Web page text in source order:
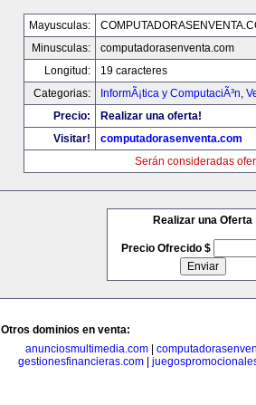
Mayusculas:
Minusculas:
computadorasenventa.com
Longitud:
19 caracteres
Categorias:
InformÃ¡tica y ComputaciÃ³n,
Precio:
Realizar una oferta!
Visitar!
computadorasenventa.com
Serán consideradas
Realizar una Oferta
Precio Ofrecido $
Otros dominios en venta:
anunciosmultimedia.com
gestionesfinancieras.com